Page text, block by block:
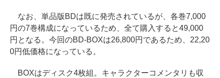
なお、単品版BDは既に発売されているが、各巻7,000
円の7巻構成になっているため、全て購入すると49,000
円となる。今回のBD-BOXは26,800円であるため、22,20
0円低価格になっている。
BOXはディスク4枚組。キャラクターコメンタリも収